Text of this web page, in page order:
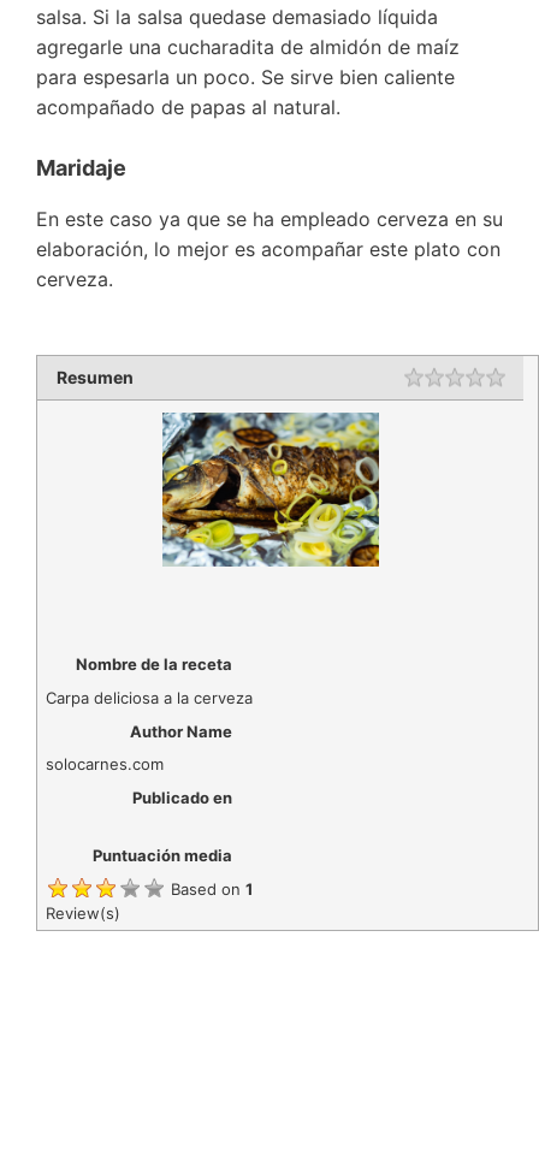
salsa. Si la salsa quedase demasiado líquida
agregarle una cucharadita de almidón de maíz
para espesarla un poco. Se sirve bien caliente
acompañado de papas al natural.
Maridaje
En este caso ya que se ha empleado cerveza en su
elaboración, lo mejor es acompañar este plato con
cerveza.
Resumen Rating 1
2
3
4
5
Nombre de la receta
Carpa deliciosa a la cerveza
Author Name
solocarnes.com
Publicado en
Puntuación media
Based on 1
Review(s)